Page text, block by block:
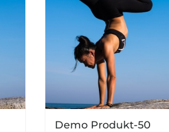
Demo Produkt-50